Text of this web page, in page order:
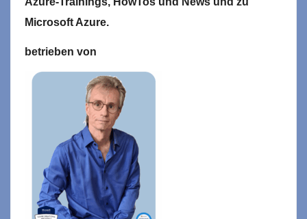
Microsoft Azure.
betrieben von